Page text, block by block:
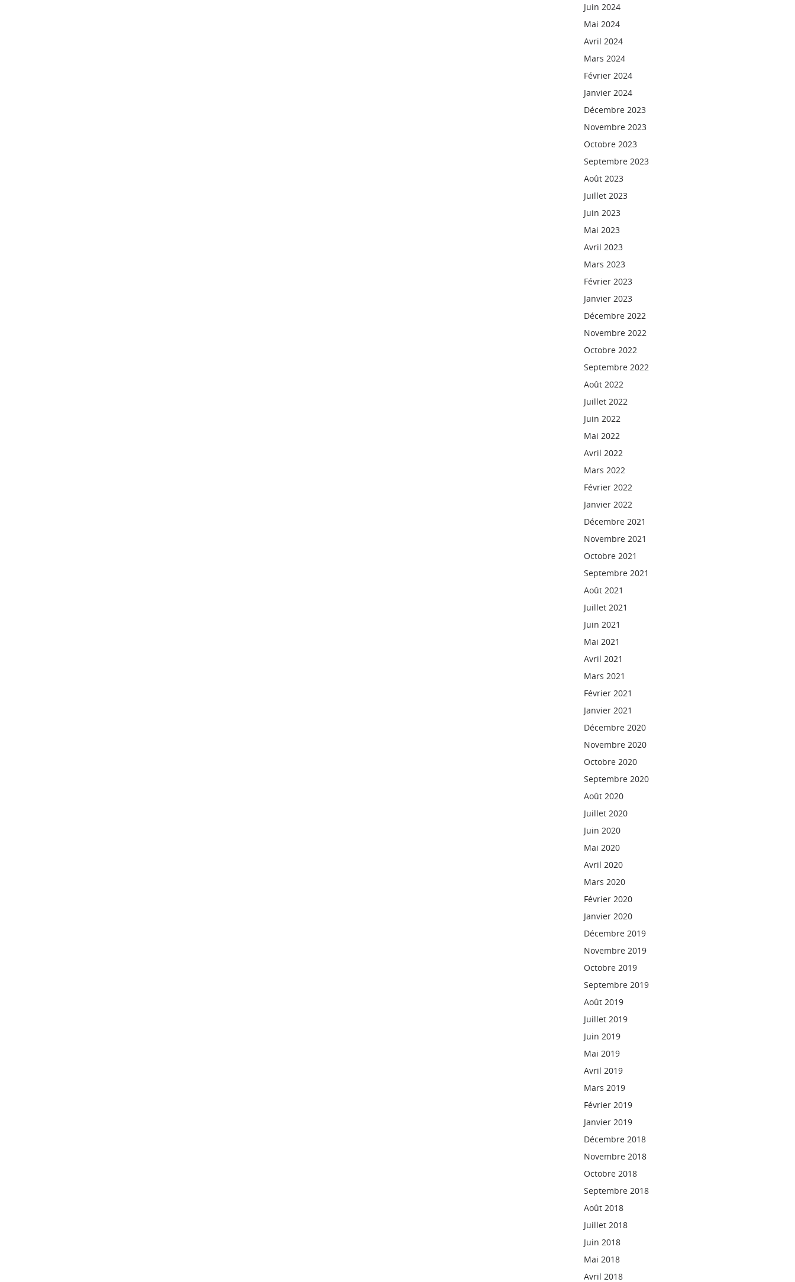
Juin 2024
Mai 2024
Avril 2024
Mars 2024
Février 2024
Janvier 2024
Décembre 2023
Novembre 2023
Octobre 2023
Septembre 2023
Août 2023
Juillet 2023
Juin 2023
Mai 2023
Avril 2023
Mars 2023
Février 2023
Janvier 2023
Décembre 2022
Novembre 2022
Octobre 2022
Septembre 2022
Août 2022
Juillet 2022
Juin 2022
Mai 2022
Avril 2022
Mars 2022
Février 2022
Janvier 2022
Décembre 2021
Novembre 2021
Octobre 2021
Septembre 2021
Août 2021
Juillet 2021
Juin 2021
Mai 2021
Avril 2021
Mars 2021
Février 2021
Janvier 2021
Décembre 2020
Novembre 2020
Octobre 2020
Septembre 2020
Août 2020
Juillet 2020
Juin 2020
Mai 2020
Avril 2020
Mars 2020
Février 2020
Janvier 2020
Décembre 2019
Novembre 2019
Octobre 2019
Septembre 2019
Août 2019
Juillet 2019
Juin 2019
Mai 2019
Avril 2019
Mars 2019
Février 2019
Janvier 2019
Décembre 2018
Novembre 2018
Octobre 2018
Septembre 2018
Août 2018
Juillet 2018
Juin 2018
Mai 2018
Avril 2018